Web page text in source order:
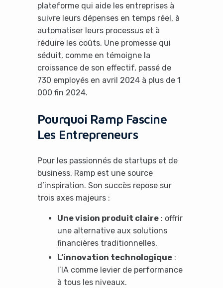
plateforme qui aide les entreprises à
suivre leurs dépenses en temps réel, à
automatiser leurs processus et à
réduire les coûts. Une promesse qui
séduit, comme en témoigne la
croissance de son effectif, passé de
730 employés en avril 2024 à plus de 1
000 fin 2024.
Pourquoi Ramp Fascine
Les Entrepreneurs
Pour les passionnés de startups et de
business, Ramp est une source
d’inspiration. Son succès repose sur
trois axes majeurs :
Une vision produit claire: offrir
une alternative aux solutions
financières traditionnelles.
L’innovation technologique:
l’IA comme levier de performance
à tous les niveaux.